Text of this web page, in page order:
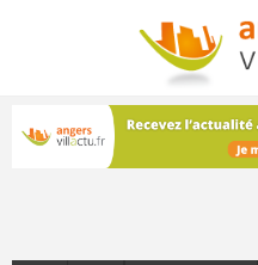
Les dernières actualités
votre